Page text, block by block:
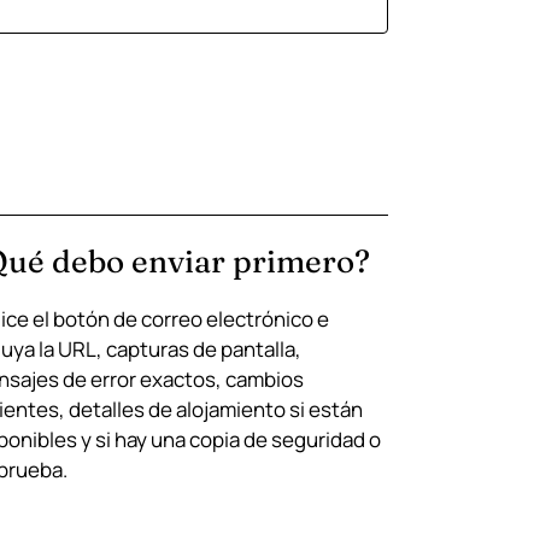
debo enviar primero?
el botón de correo electrónico e
la URL, capturas de pantalla,
de error exactos, cambios
detalles de alojamiento si están
y si hay una copia de seguridad o